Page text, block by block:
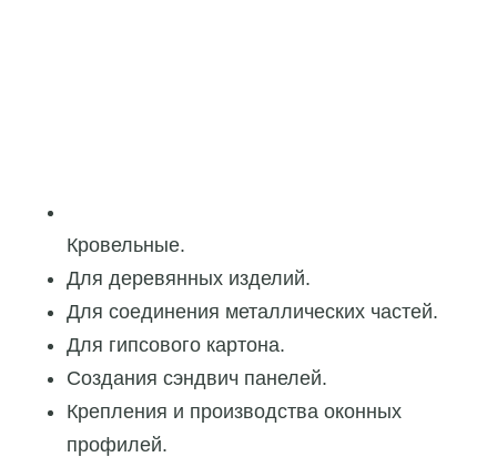
Кровельные.
Для деревянных изделий.
Для соединения металлических частей.
Для гипсового картона.
Создания сэндвич панелей.
Крепления и производства оконных
профилей.